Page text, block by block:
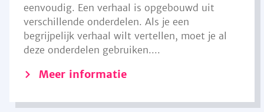
eenvoudig. Een verhaal is opgebouwd uit
verschillende onderdelen. Als je een
begrijpelijk verhaal wilt vertellen, moet je al
deze onderdelen gebruiken....
Meer informatie